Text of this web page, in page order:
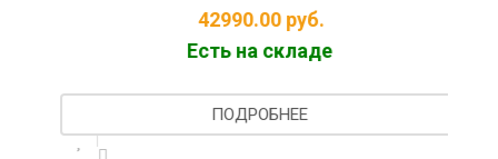
42990.00руб.
Есть на складе
ПОДРОБНЕЕ